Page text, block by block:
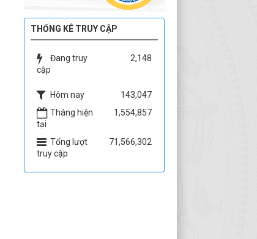
THỐNG KÊ TRUY CẬP
Đang truy
cập
2,148
Hôm nay
143,047
Tháng hiện
tại
1,554,857
Tổng lượt
truy cập
71,566,302